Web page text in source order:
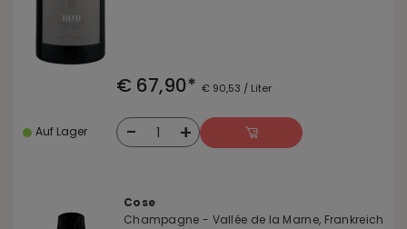
€ 67,90* € 90,53 / Liter
Auf Lager - 1 +
Cose
Champagne - Vallée de la Marne, Frankreich